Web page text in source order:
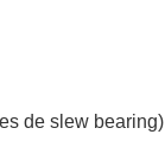
de slew bearing)